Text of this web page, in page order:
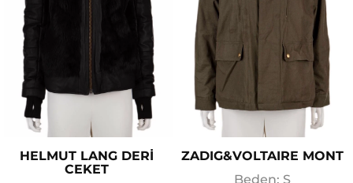
HELMUT LANG DERİ
CEKET
ZADIG&VOLTAIRE MONT
Beden: S